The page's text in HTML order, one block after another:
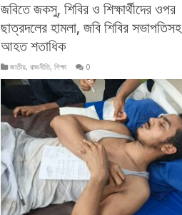
জবিতে জকসু, শিবির ও শিক্ষার্থীদের ওপর
ছাত্রদলের হামলা, জবি শিবির সভাপতিসহ
আহত শতাধিক
জাতীয়, রাজনীতি, শিক্ষা 0